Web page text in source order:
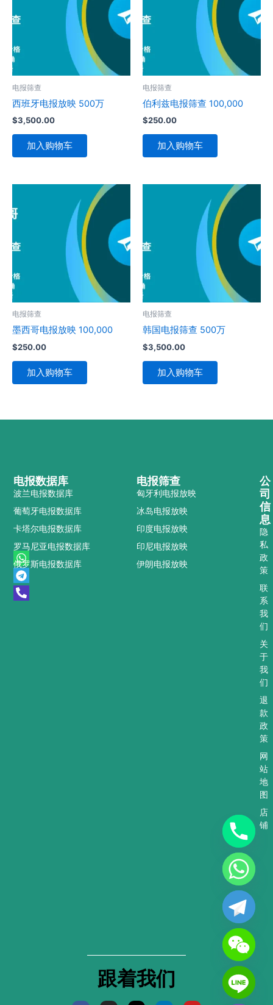
电报筛查
西班牙电报放映 500万
$3,500.00
加入购物车
电报筛查
伯利兹电报筛查 100,000
$250.00
加入购物车
电报筛查
墨西哥电报放映 100,000
$250.00
加入购物车
电报筛查
韩国电报筛查 500万
$3,500.00
加入购物车
W
h
a
t
s
T
e
l
e
g
P
h
o
n
e
电报筛查
匈牙利电报放映
冰岛电报放映
印度电报放映
印尼电报放映
伊朗电报放映
电报数据库
波兰电报数据库
葡萄牙电报数据库
卡塔尔电报数据库
罗马尼亚电报数据库
俄罗斯电报数据库
公
司
信
息
隐
私
政
策
联
系
我
们
关
于
我
们
退
款
政
策
网
站
地
图
店
铺
跟着我们